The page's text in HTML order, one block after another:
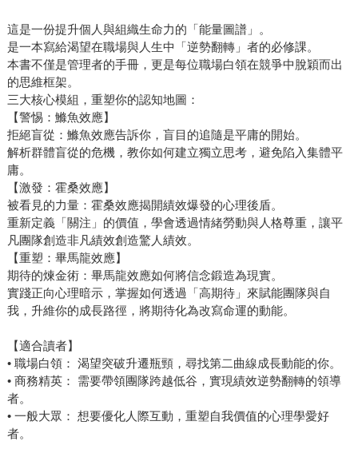
這是一份提升個人與組織生命力的「能量圖譜」。
是一本寫給渴望在職場與人生中「逆勢翻轉」者的必修課。
本書不僅是管理者的手冊，更是每位職場白領在競爭中脫穎而出
的思維框架。
三大核心模組，重塑你的認知地圖：
【警惕：鰷魚效應】
拒絕盲從：鰷魚效應告訴你，盲目的追隨是平庸的開始。
解析群體盲從的危機，教你如何建立獨立思考，避免陷入集體平
庸。
【激發：霍桑效應】
被看見的力量：霍桑效應揭開績效爆發的心理後盾。
重新定義「關注」的價值，學會透過情緒勞動與人格尊重，讓平
凡團隊創造非凡績效創造驚人績效。
【重塑：畢馬龍效應】
期待的煉金術：畢馬龍效應如何將信念鍛造為現實。
實踐正向心理暗示，掌握如何透過「高期待」來賦能團隊與自
我，升維你的成長路徑，將期待化為改寫命運的動能。
【適合讀者】
• 職場白領： 渴望突破升遷瓶頸，尋找第二曲線成長動能的你。
• 商務精英： 需要帶領團隊跨越低谷，實現績效逆勢翻轉的領導
者。
• 一般大眾： 想要優化人際互動，重塑自我價值的心理學愛好
者。